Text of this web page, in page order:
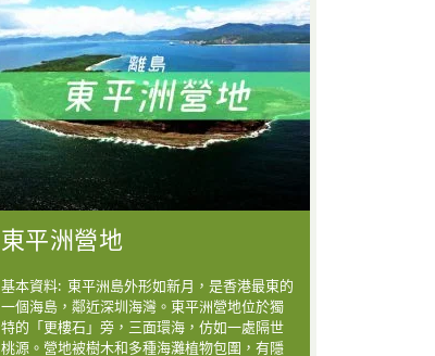
東平洲營地
基本資料: 東平洲島外形如新月，是香港最東的
一個海島，鄰近深圳海灣。東平洲營地位於獨
特的「更樓石」旁，三面環海，仿如一處隔世
桃源。營地被樹木和多種海灘植物包圍，有隱